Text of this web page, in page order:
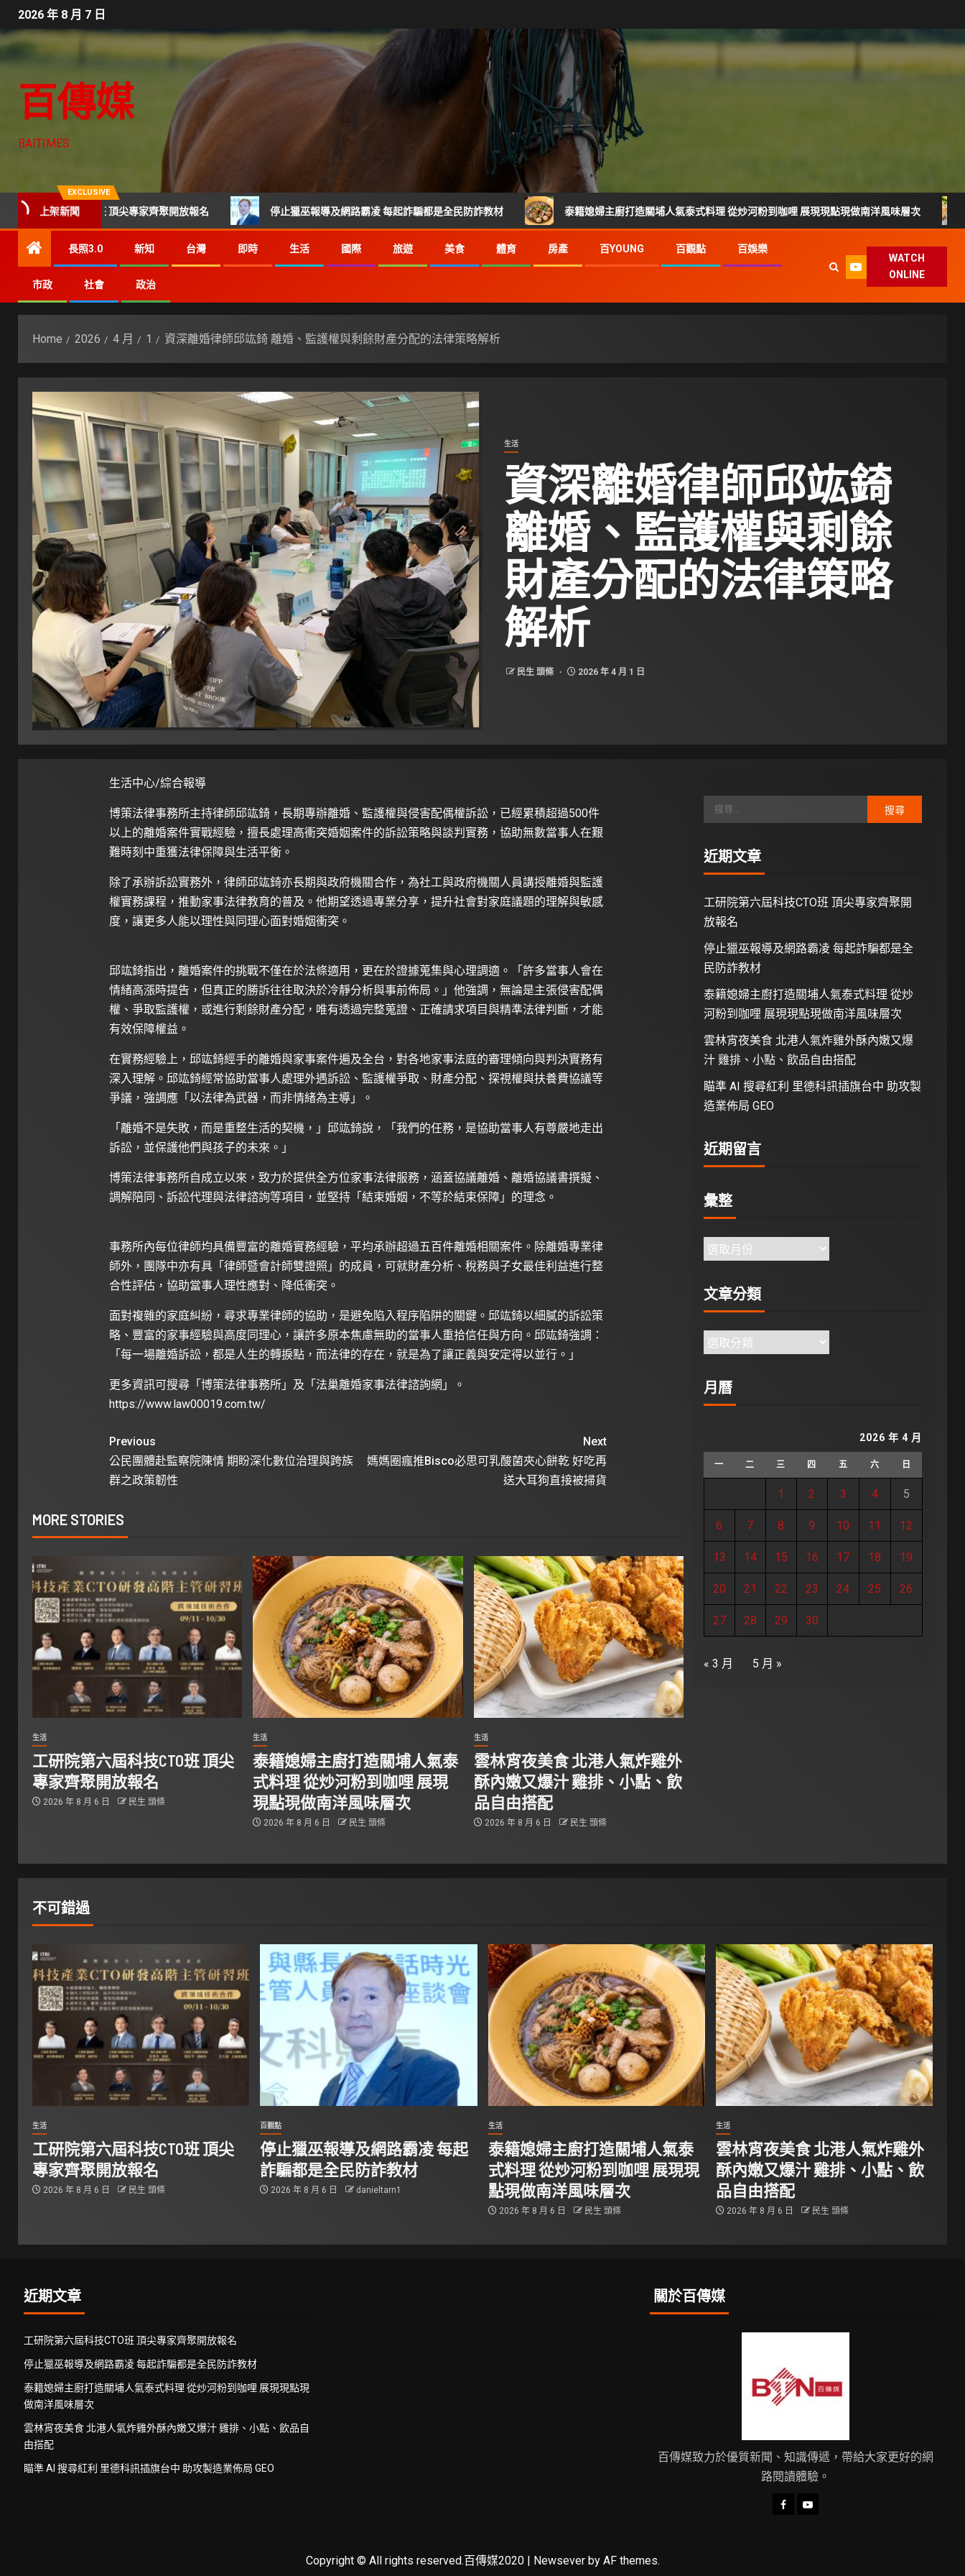
2026 年 8 月 7 日
百傳媒
BAITIMES
EXCLUSIVE
上架新聞
屆科技CTO班 頂尖專家齊聚開放報名 停止獵巫報導及網路霸凌 每起詐騙都是全民防詐教材 泰籍媳婦主廚打造關埔人氣泰式料理 從炒河粉到咖哩 展現現點現做南洋風味層次 雲林
長照3.0 新知 台灣 即時 生活 國際 旅遊 美食 體育 房產 百YOUNG 百觀點 百娛樂
市政 社會 政治
WATCH
ONLINE
Home 2026 4 月 1 資深離婚律師邱竑錡 離婚、監護權與剩餘財產分配的法律策略解析
生活
資深離婚律師邱竑錡
離婚、監護權與剩餘
財產分配的法律策略
解析
民生 頭條 2026 年 4 月 1 日
生活中心/綜合報導
博策法律事務所主持律師邱竑錡，長期專辦離婚、監護權與侵害配偶權訴訟，已經累積超過500件
以上的離婚案件實戰經驗，擅長處理高衝突婚姻案件的訴訟策略與談判實務，協助無數當事人在艱
難時刻中重獲法律保障與生活平衡。
除了承辦訴訟實務外，律師邱竑錡亦長期與政府機關合作，為社工與政府機關人員講授離婚與監護
權實務課程，推動家事法律教育的普及。他期望透過專業分享，提升社會對家庭議題的理解與敏感
度，讓更多人能以理性與同理心面對婚姻衝突。
邱竑錡指出，離婚案件的挑戰不僅在於法條適用，更在於證據蒐集與心理調適。「許多當事人會在
情緒高漲時提告，但真正的勝訴往往取決於冷靜分析與事前佈局。」他強調，無論是主張侵害配偶
權、爭取監護權，或進行剩餘財產分配，唯有透過完整蒐證、正確請求項目與精準法律判斷，才能
有效保障權益。
在實務經驗上，邱竑錡經手的離婚與家事案件遍及全台，對各地家事法庭的審理傾向與判決實務有
深入理解。邱竑錡經常協助當事人處理外遇訴訟、監護權爭取、財產分配、探視權與扶養費協議等
爭議，強調應「以法律為武器，而非情緒為主導」。
「離婚不是失敗，而是重整生活的契機，」邱竑錡說，「我們的任務，是協助當事人有尊嚴地走出
訴訟，並保護他們與孩子的未來。」
博策法律事務所自成立以來，致力於提供全方位家事法律服務，涵蓋協議離婚、離婚協議書撰擬、
調解陪同、訴訟代理與法律諮詢等項目，並堅持「結束婚姻，不等於結束保障」的理念。
事務所內每位律師均具備豐富的離婚實務經驗，平均承辦超過五百件離婚相關案件。除離婚專業律
師外，團隊中亦有具「律師暨會計師雙證照」的成員，可就財產分析、稅務與子女最佳利益進行整
合性評估，協助當事人理性應對、降低衝突。
面對複雜的家庭糾紛，尋求專業律師的協助，是避免陷入程序陷阱的關鍵。邱竑錡以細膩的訴訟策
略、豐富的家事經驗與高度同理心，讓許多原本焦慮無助的當事人重拾信任與方向。邱竑錡強調：
「每一場離婚訴訟，都是人生的轉捩點，而法律的存在，就是為了讓正義與安定得以並行。」
更多資訊可搜尋「博策法律事務所」及「法巢離婚家事法律諮詢網」。
https://www.law00019.com.tw/
Previous
公民團體赴監察院陳情 期盼深化數位治理與跨族
群之政策韌性
Next
媽媽圈瘋推Bisco必思可乳酸菌夾心餅乾 好吃再
送大耳狗直接被掃貨
MORE STORIES
生活
工研院第六屆科技CTO班 頂尖
專家齊聚開放報名
2026 年 8 月 6 日 民生 頭條
生活
泰籍媳婦主廚打造關埔人氣泰
式料理 從炒河粉到咖哩 展現
現點現做南洋風味層次
2026 年 8 月 6 日 民生 頭條
生活
雲林宵夜美食 北港人氣炸雞外
酥內嫩又爆汁 雞排、小點、飲
品自由搭配
2026 年 8 月 6 日 民生 頭條
近期文章
工研院第六屆科技CTO班 頂尖專家齊聚開
放報名
停止獵巫報導及網路霸凌 每起詐騙都是全
民防詐教材
泰籍媳婦主廚打造關埔人氣泰式料理 從炒
河粉到咖哩 展現現點現做南洋風味層次
雲林宵夜美食 北港人氣炸雞外酥內嫩又爆
汁 雞排、小點、飲品自由搭配
瞄準 AI 搜尋紅利 里德科訊插旗台中 助攻製
造業佈局 GEO
近期留言
彙整
文章分類
月曆
2026 年 4 月
一 二 三 四 五 六 日
1 2 3 4 5
6 7 8 9 10 11 12
13 14 15 16 17 18 19
20 21 22 23 24 25 26
27 28 29 30
« 3 月 5 月 »
不可錯過
生活
工研院第六屆科技CTO班 頂尖
專家齊聚開放報名
2026 年 8 月 6 日 民生 頭條
百觀點
停止獵巫報導及網路霸凌 每起
詐騙都是全民防詐教材
2026 年 8 月 6 日 danieltarn1
生活
泰籍媳婦主廚打造關埔人氣泰
式料理 從炒河粉到咖哩 展現現
點現做南洋風味層次
2026 年 8 月 6 日 民生 頭條
生活
雲林宵夜美食 北港人氣炸雞外
酥內嫩又爆汁 雞排、小點、飲
品自由搭配
2026 年 8 月 6 日 民生 頭條
近期文章
工研院第六屆科技CTO班 頂尖專家齊聚開放報名
停止獵巫報導及網路霸凌 每起詐騙都是全民防詐教材
泰籍媳婦主廚打造關埔人氣泰式料理 從炒河粉到咖哩 展現現點現
做南洋風味層次
雲林宵夜美食 北港人氣炸雞外酥內嫩又爆汁 雞排、小點、飲品自
由搭配
瞄準 AI 搜尋紅利 里德科訊插旗台中 助攻製造業佈局 GEO
關於百傳媒
百傳媒致力於優質新聞、知識傳遞，帶給大家更好的網
路閱讀體驗。
Copyright © All rights reserved.百傳媒2020 | Newseverby AF themes.